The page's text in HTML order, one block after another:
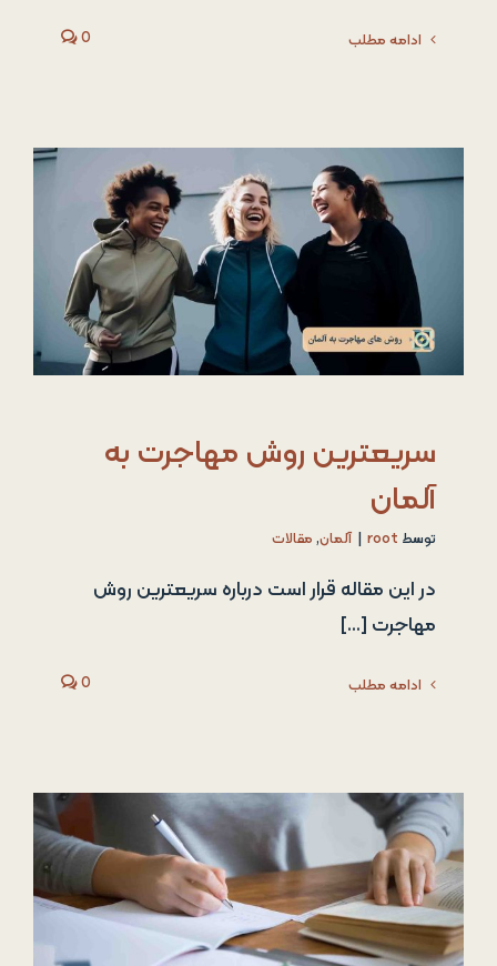
ادامه مطلب 0
سریعترین روش مهاجرت به
آلمان
توسط root
| آلمان, مقالات
در این مقاله قرار است درباره سریعترین روش
مهاجرت [...]
ادامه مطلب 0